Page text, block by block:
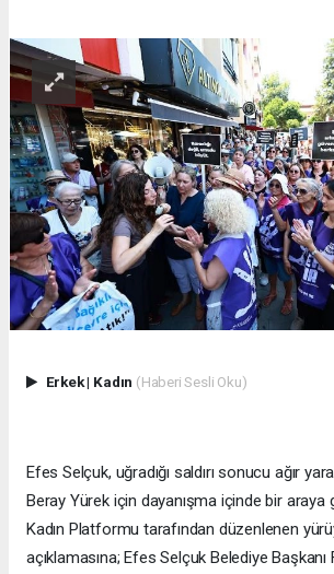
Erkek| Kadın (Haberi Sesli Oku)
Efes Selçuk, uğradığı saldırı sonucu ağır
Beray Yürek için dayanışma içinde bir araya
Kadın Platformu tarafından düzenlenen
açıklamasına; Efes Selçuk Belediye